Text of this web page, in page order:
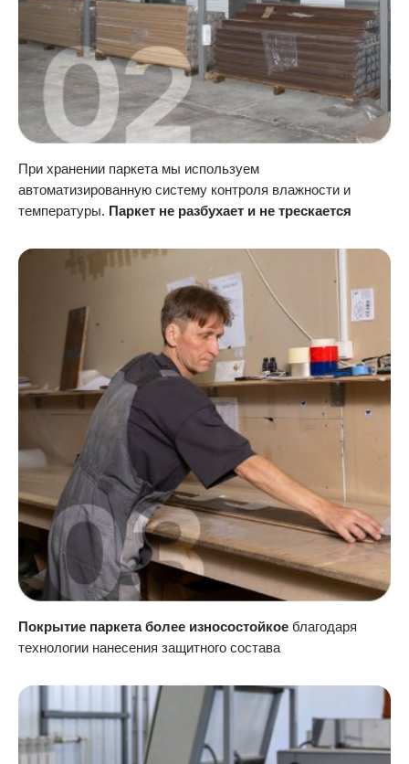
При хранении паркета мы используем
автоматизированную систему контроля влажности и
температуры. Паркет не разбухает и не трескается
Покрытие паркета более износостойкое благодаря
технологии нанесения защитного состава